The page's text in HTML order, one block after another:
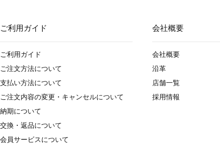
ご利用ガイド
ご利用ガイド
ご注文方法について
支払い方法について
ご注文内容の変更・キャンセルについて
納期について
交換・返品について
会員サービスについて
会社概要
会社概要
沿革
店舗一覧
採用情報